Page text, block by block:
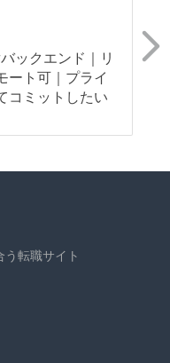
ックエンド｜リ
ート可｜プライ
コミットしたい
転職サイト